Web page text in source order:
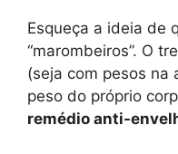
Esqueça a ideia de
“marombeiros”. O
(seja com pesos na
peso do próprio
remédio anti-